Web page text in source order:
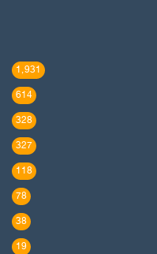
1٬931
614
328
327
118
78
38
19